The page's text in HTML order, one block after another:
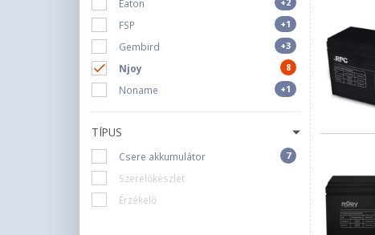
Eaton
FSP +1
Gembird +3
Njoy 8
Noname +1
TÍPUS
Csere akkumulátor 7
Szerelőkészlet
Érzékelő